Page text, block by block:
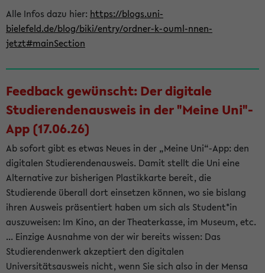
Alle Infos dazu hier: https://blogs.uni-
bielefeld.de/blog/biki/entry/ordner-k-ouml-nnen-
jetzt#mainSection
Feedback gewünscht: Der digitale
Studierendenausweis in der "Meine Uni"-
App (17.06.26)
Ab sofort gibt es etwas Neues in der „Meine Uni“-App: den
digitalen Studierendenausweis. Damit stellt die Uni eine
Alternative zur bisherigen Plastikkarte bereit, die
Studierende überall dort einsetzen können, wo sie bislang
ihren Ausweis präsentiert haben um sich als Student*in
auszuweisen: Im Kino, an der Theaterkasse, im Museum, etc.
... Einzige Ausnahme von der wir bereits wissen: Das
Studierendenwerk akzeptiert den digitalen
Universitätsausweis nicht, wenn Sie sich also in der Mensa